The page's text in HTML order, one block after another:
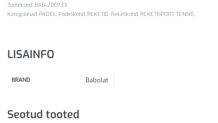
BAB-200733
Kategooriad: PADEL, Padelikotid, REKETID, Reketikotid, REKETISPORT, TENNIS
LISAINFO
BRAND Babolat
Seotud tooted